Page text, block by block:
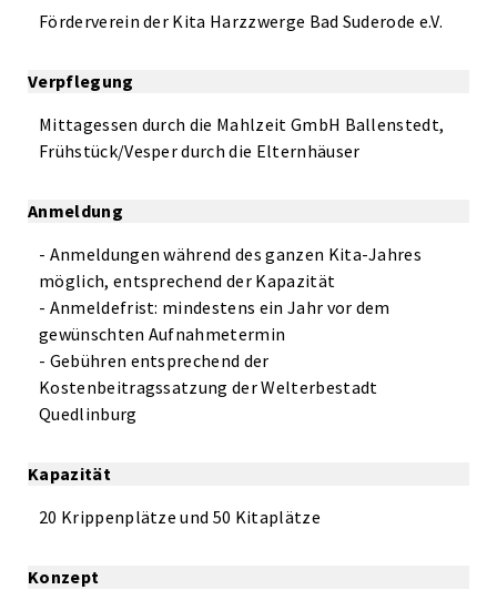
Förderverein der Kita Harzzwerge Bad Suderode e.V.
Verpflegung
Mittagessen durch die Mahlzeit GmbH Ballenstedt,
Frühstück/Vesper durch die Elternhäuser
Anmeldung
- Anmeldungen während des ganzen Kita-Jahres
möglich, entsprechend der Kapazität
- Anmeldefrist: mindestens ein Jahr vor dem
gewünschten Aufnahmetermin
- Gebühren entsprechend der
Kostenbeitragssatzung der Welterbestadt
Quedlinburg
Kapazität
20 Krippenplätze und 50 Kitaplätze
Konzept